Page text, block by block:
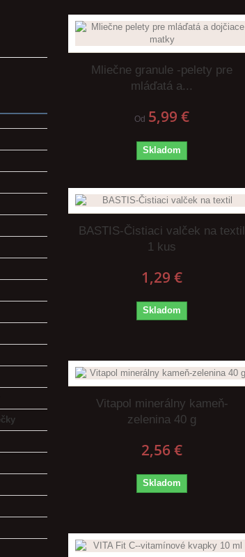
Mliečne granule -pelety pre
mláďatá a...
Od 5,99 €
Skladom
BASTIS-Čistiaci valček na textil
1 kus
1,29 €
Skladom
Vitapol minerálny kameň-
zelenina 40 g
2,56 €
Skladom